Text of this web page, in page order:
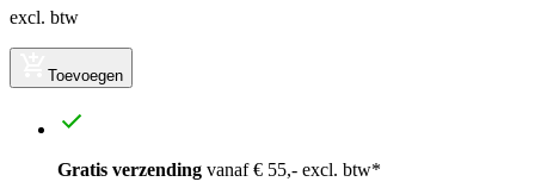
excl. btw
Toevoegen
Gratis verzending vanaf € 55,- excl. btw*